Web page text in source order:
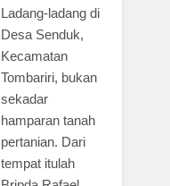
Ladang-ladang di
Desa Senduk,
Kecamatan
Tombariri, bukan
sekadar
hamparan tanah
pertanian. Dari
tempat itulah